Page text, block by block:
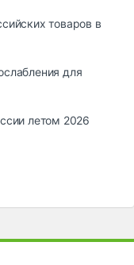
товаров в
для
летом 2026